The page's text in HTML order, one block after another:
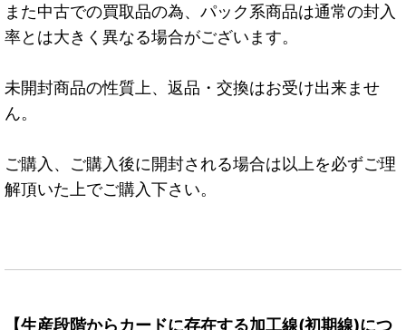
また中古での買取品の為、パック系商品は通常の封入
率とは大きく異なる場合がございます。
未開封商品の性質上、返品・交換はお受け出来ませ
ん。
ご購入、ご購入後に開封される場合は以上を必ずご理
解頂いた上でご購入下さい。
【生産段階からカードに存在する加工線(初期線)につ